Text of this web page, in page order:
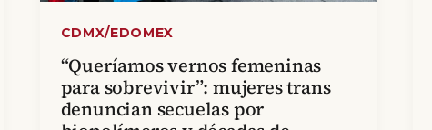
CDMX/EDOMEX
“Queríamos vernos femeninas
para sobrevivir”: mujeres trans
denuncian secuelas por